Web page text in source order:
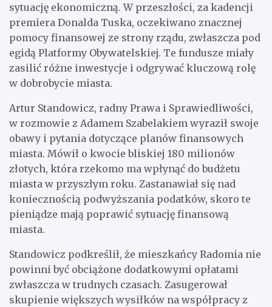
sytuację ekonomiczną. W przeszłości, za kadencji
premiera Donalda Tuska, oczekiwano znacznej
pomocy finansowej ze strony rządu, zwłaszcza pod
egidą Platformy Obywatelskiej. Te fundusze miały
zasilić różne inwestycje i odgrywać kluczową rolę
w dobrobycie miasta.
Artur Standowicz, radny Prawa i Sprawiedliwości,
w rozmowie z Adamem Szabelakiem wyraził swoje
obawy i pytania dotyczące planów finansowych
miasta. Mówił o kwocie bliskiej 180 milionów
złotych, która rzekomo ma wpłynąć do budżetu
miasta w przyszłym roku. Zastanawiał się nad
koniecznością podwyższania podatków, skoro te
pieniądze mają poprawić sytuację finansową
miasta.
Standowicz podkreślił, że mieszkańcy Radomia nie
powinni być obciążone dodatkowymi opłatami
zwłaszcza w trudnych czasach. Zasugerował
skupienie większych wysiłków na współpracy z